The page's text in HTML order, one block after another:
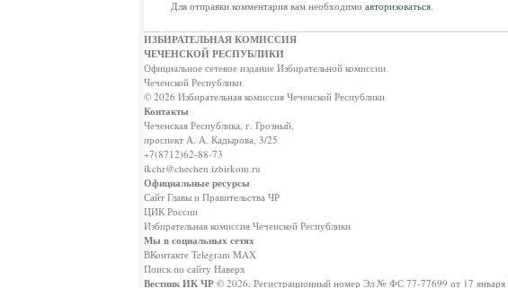
Для отправки комментария вам необходимо авторизоваться.
ИЗБИРАТЕЛЬНАЯ КОМИССИЯ
ЧЕЧЕНСКОЙ РЕСПУБЛИКИ
Официальное сетевое издание Избирательной комиссии
Чеченской Республики
© 2026 Избирательная комиссия Чеченской Республики
Контакты
Чеченская Республика, г. Грозный,
проспект А. А. Кадырова, 3/25
+7(8712)62-88-73
ikchr@chechen.izbirkom.ru
Официальные ресурсы
Сайт Главы и Правительства ЧР
ЦИК России
Избирательная комиссия Чеченской Республики
Мы в социальных сетях
ВКонтакте Telegram MAX
Поиск по сайту Наверх
Вестник ИК ЧР © 2026. Регистрационный номер Эл № ФС 77-77699 от 17